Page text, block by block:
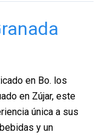
en Bo. los
en Zújar, este
única a sus
y un